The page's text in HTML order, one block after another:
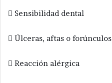
 Sensibilidad dental
 Úlceras, aftas o forúnculos
 Reacción alérgica